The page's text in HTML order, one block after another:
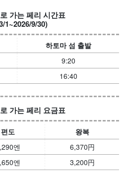
가는 페리 시간표
1~2026/9/30)
하토마 섬 출발
9:20
16:40
가는 페리 요금표
편도
왕복
엔 6,370円
엔 3,200円